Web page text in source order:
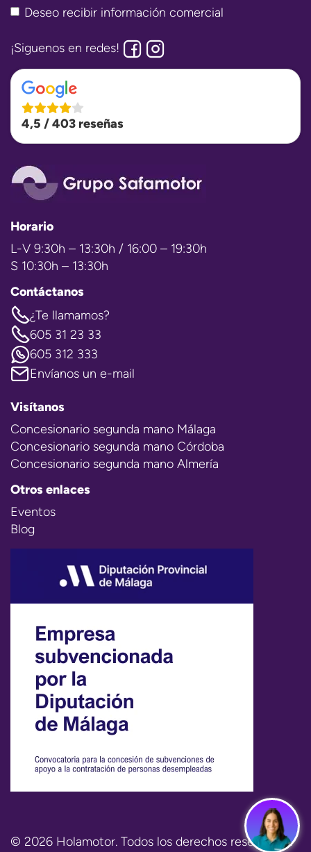
Deseo recibir información comercial
¡Siguenos en redes!
4,5 / 403 reseñas
Horario
L-V 9:30h – 13:30h / 16:00 – 19:30h
S 10:30h – 13:30h
Contáctanos
¿Te llamamos?
605 31 23 33
605 312 333
Envíanos un e-mail
Visítanos
Concesionario segunda mano Málaga
Concesionario segunda mano Córdoba
Concesionario segunda mano Almería
Otros enlaces
Eventos
Blog
© 2026 Holamotor. Todos los derechos reservados.